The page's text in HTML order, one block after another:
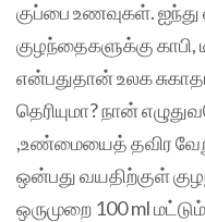
குப்பை உணவுகள். ஐந்து
குழந்தைகளுக்கு காபி,
என்பதுதான் உலக
தெரியுமா? நான்
,உண்மையைத் தவிர
ஒன்பது வயதிற்குள்
ஒருமுறை 100 ml